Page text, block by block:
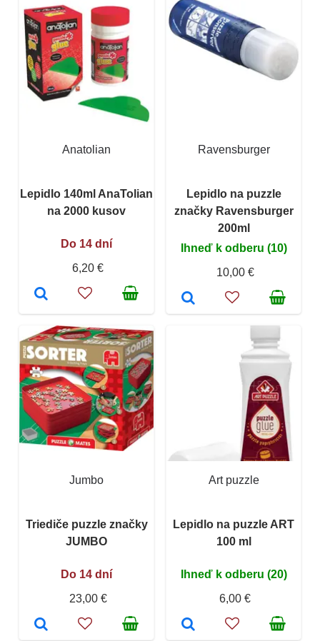
Anatolian
Lepidlo 140ml AnaTolian
na 2000 kusov
Do 14 dní
6,20 €
Ravensburger
Lepidlo na puzzle
značky Ravensburger
200ml
Ihneď k odberu (10)
10,00 €
Jumbo
Triediče puzzle značky
JUMBO
Do 14 dní
23,00 €
Art puzzle
Lepidlo na puzzle ART
100 ml
Ihneď k odberu (20)
6,00 €